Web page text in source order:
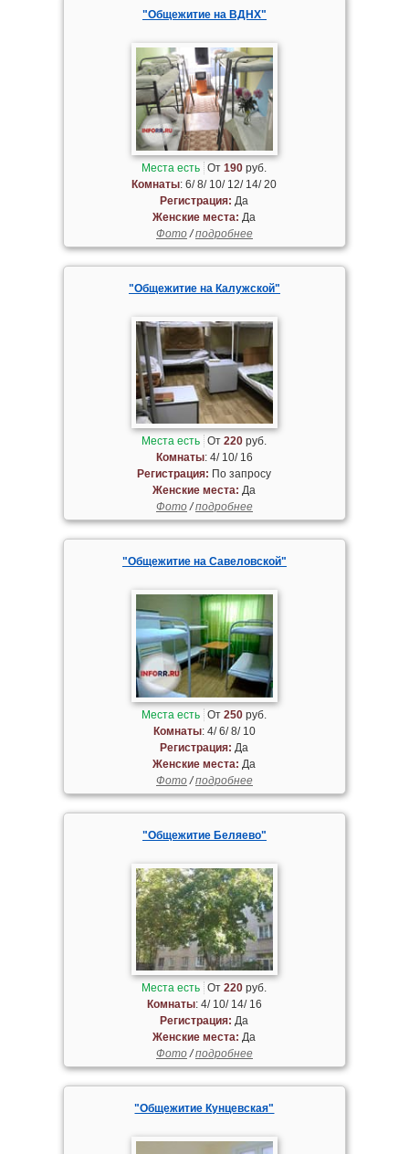
"Общежитие на ВДНХ"
Места есть От190 руб.
Комнаты: 6/ 8/ 10/ 12/ 14/ 20
Регистрация: Да
Женские места: Да
Фото/подробнее
"Общежитие на Калужской"
Места есть От220 руб.
Комнаты: 4/ 10/ 16
Регистрация: По запросу
Женские места: Да
Фото/подробнее
"Общежитие на Савеловской"
Места есть От250 руб.
Комнаты: 4/ 6/ 8/ 10
Регистрация: Да
Женские места: Да
Фото/подробнее
"Общежитие Беляево"
Места есть От220 руб.
Комнаты: 4/ 10/ 14/ 16
Регистрация: Да
Женские места: Да
Фото/подробнее
"Общежитие Кунцевская"